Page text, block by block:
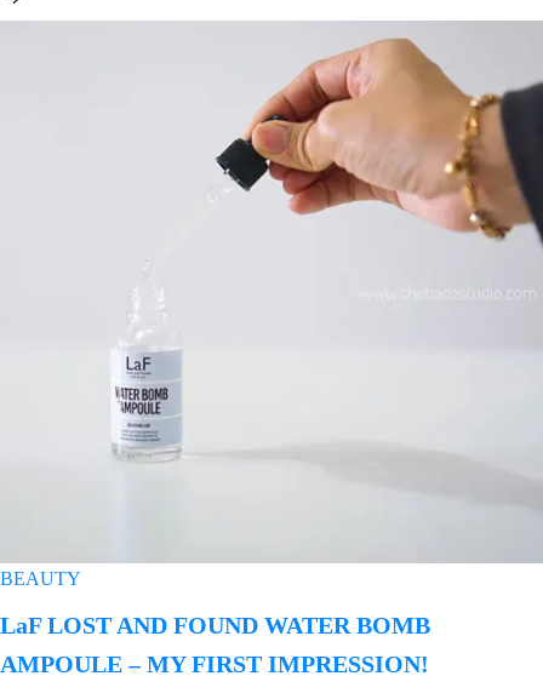
BEAUTY
LaF LOST AND FOUND WATER BOMB
AMPOULE – MY FIRST IMPRESSION!